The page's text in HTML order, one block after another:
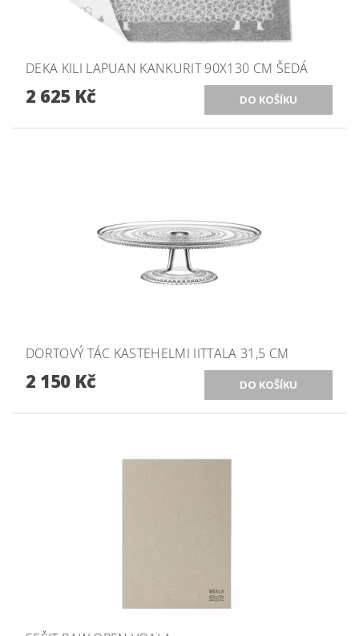
DEKA KILI LAPUAN KANKURIT 90X130 CM ŠEDÁ
2 625 Kč
DORTOVÝ TÁC KASTEHELMI IITTALA 31,5 CM
2 150 Kč